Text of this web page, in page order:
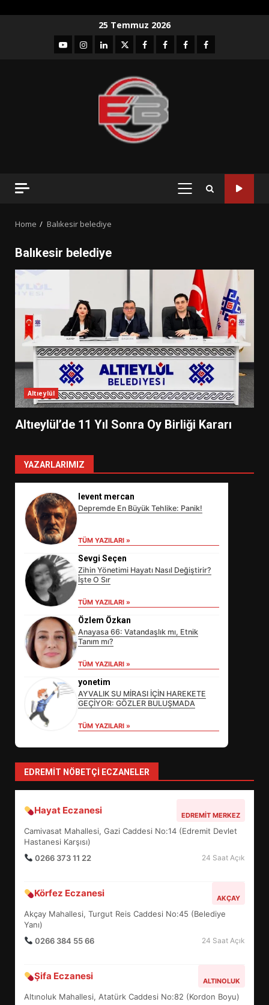
25 Temmuz 2026
YouTubeInstagram
LinkedIntwitterfacebook-Facebook-
Facebook-Facebook-
PRIMARY
Home Balıkesir belediye
Balıkesir belediye
Altıeylül
Altıeylül’de 11 Yıl Sonra Oy Birliği Kararı
YAZARLARIMIZ
levent mercan
Depremde En Büyük Tehlike: Panik!
TÜM YAZILARI »
Sevgi Seçen
Zihin Yönetimi Hayatı Nasıl Değiştirir?
İşte O Sır
TÜM YAZILARI »
Özlem Özkan
Anayasa 66: Vatandaşlık mı, Etnik
Tanım mı?
TÜM YAZILARI »
yonetim
AYVALIK SU MİRASI İÇİN HAREKETE
GEÇİYOR: GÖZLER BULUŞMADA
TÜM YAZILARI »
EDREMIT NÖBETÇI ECZANELER
Hayat Eczanesi EDREMIT MERKEZ
Camivasat Mahallesi, Gazi Caddesi No:14 (Edremit Devlet
Hastanesi Karşısı)
0266 373 11 22
24 Saat Açık
Körfez Eczanesi AKÇAY
Akçay Mahallesi, Turgut Reis Caddesi No:45 (Belediye
Yanı)
0266 384 55 66
24 Saat Açık
Şifa Eczanesi ALTINOLUK
Altınoluk Mahallesi, Atatürk Caddesi No:82 (Kordon Boyu)
SÜRDÜRÜLEBİLİRLİKTE NE
DEĞİŞECEK?
4
5
BALIKESİR MÜZELERİNDE SÜRE
UZATILDI: NE DEĞİŞTİ?
6
TURNUVASI KAYITLARI NEYİ
7
YENİ YÖNETİM NASIL
ŞEKİLLENDİ?